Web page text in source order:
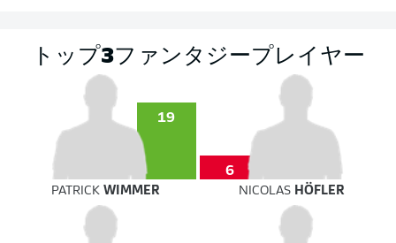
トップ3ファンタジープレイヤー
19
6
PATRICK WIMMER NICOLAS HÖFLER